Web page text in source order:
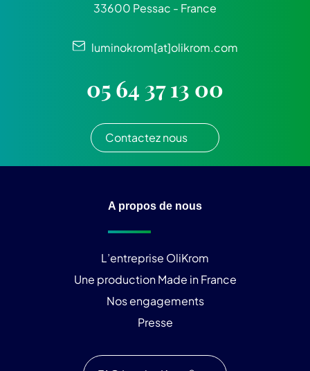
33600 Pessac - France
luminokrom[at]olikrom.com
05 64 37 13 00
Contactez nous
A propos de nous
L’entreprise OliKrom
Une production Made in France
Nos engagements
Presse